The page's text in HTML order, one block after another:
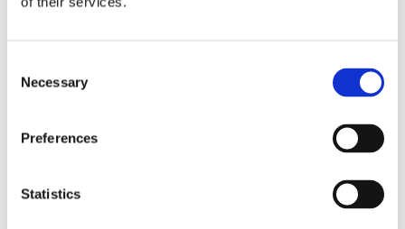
Selection
Necessary
Preferences
Statistics
dell’avvocato
Nel dovere di diligenza rientra anche quello di
informare e dissuadere il cliente. Lo ha stabilito la
Masullo |